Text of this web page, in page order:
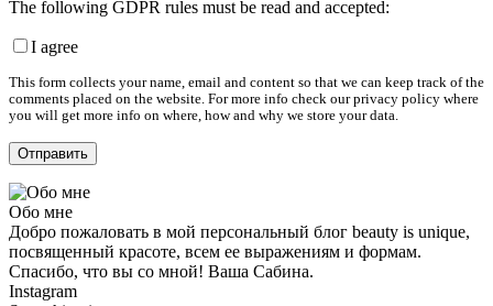
The following GDPR rules must be read and accepted:
I agree
This form collects your name, email and content so that we can keep track of the
comments placed on the website. For more info check our privacy policy where
you will get more info on where, how and why we store your data.
Обо мне
Добро пожаловать в мой персональный блог beauty is unique,
посвященный красоте, всем ее выражениям и формам.
Спасибо, что вы со мной! Ваша Сабина.
Instagram